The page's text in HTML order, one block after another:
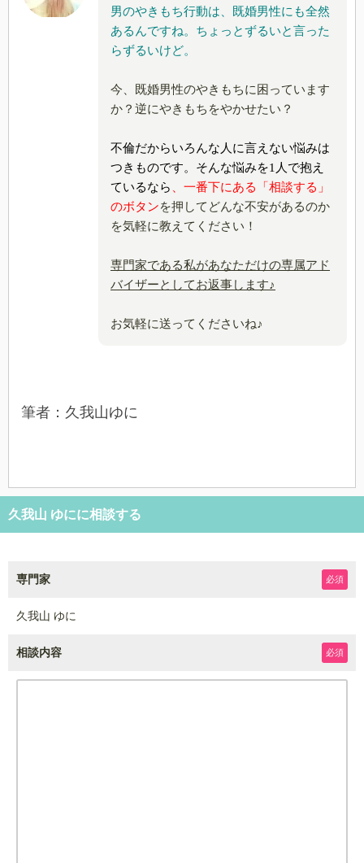
男のやきもち行動は、既婚男性にも全然
あるんですね。ちょっとずるいと言った
らずるいけど。
今、既婚男性のやきもちに困っています
か？逆にやきもちをやかせたい？
不倫だからいろんな人に言えない悩みは
つきものです。そんな悩みを1人で抱え
ているなら
、一番下にある
「相談する」
のボタンを押してどんな不安があるのか
を気軽に教えてください！
専門家である私があなただけの専属アド
バイザーとしてお返事します♪
お気軽に送ってくださいね♪
筆者：久我山ゆに
久我山 ゆにに相談する
専門家 必須
久我山 ゆに
相談内容 必須